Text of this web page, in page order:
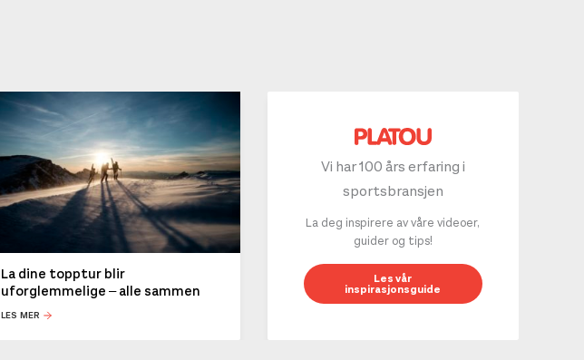
La dine topptur blir
uforglemmelige – alle sammen
LES MER
Vi har 100 års erfaring i
sportsbransjen
La deg inspirere av våre videoer,
guider og tips!
Les vår
inspirasjonsguide